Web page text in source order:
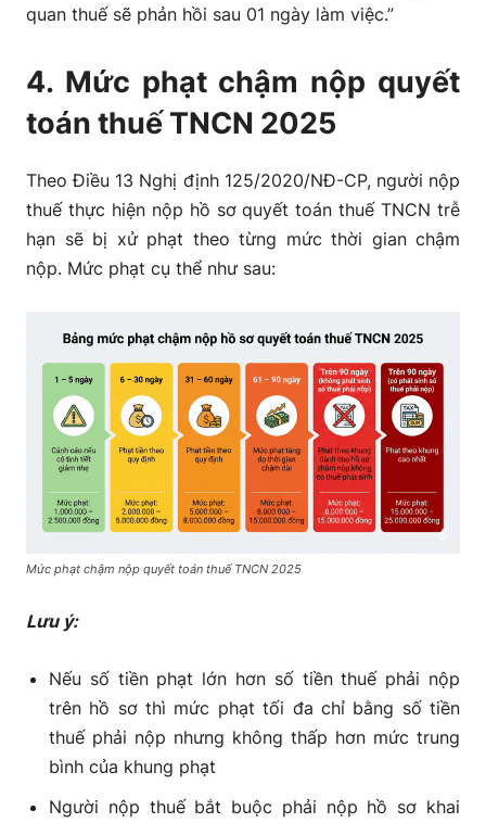
quan thuế sẽ phản hồi sau 01 ngày làm việc.”
4. Mức phạt chậm nộp quyết
toán thuế TNCN 2025
Theo Điều 13 Nghị định 125/2020/NĐ-CP, người nộp
thuế thực hiện nộp hồ sơ quyết toán thuế TNCN trễ
hạn sẽ bị xử phạt theo từng mức thời gian chậm
nộp. Mức phạt cụ thể như sau:
Mức phạt chậm nộp quyết toán thuế TNCN 2025
Lưu ý:
Nếu số tiền phạt lớn hơn số tiền thuế phải nộp
trên hồ sơ thì mức phạt tối đa chỉ bằng số tiền
thuế phải nộp nhưng không thấp hơn mức trung
bình của khung phạt
Người nộp thuế bắt buộc phải nộp hồ sơ khai